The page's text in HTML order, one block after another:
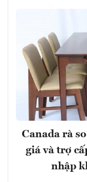
Canada rà
giá và trợ
nhập